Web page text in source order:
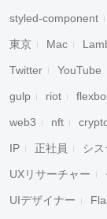
styled-component
東京 Mac
Twitter YouTube
gulp riot
web3 nft
IP 正社員 シ
UXリサーチャー
UIデザイナー